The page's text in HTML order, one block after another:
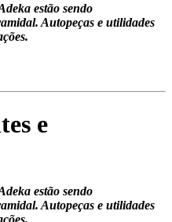
estão sendo
Autopeças e utilidades
e
estão sendo
Autopeças e utilidades